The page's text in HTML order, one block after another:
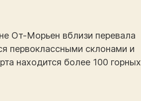
От-Морьен вблизи перевала
первоклассными склонами и
находится более 100 горных